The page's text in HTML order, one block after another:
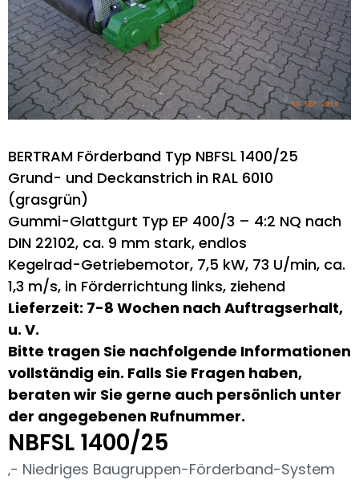
BERTRAM Förderband Typ NBFSL 1400/25
Grund- und Deckanstrich in RAL 6010
(grasgrün)
Gummi-Glattgurt Typ EP 400/3 – 4:2 NQ nach
DIN 22102, ca. 9 mm stark, endlos
Kegelrad-Getriebemotor, 7,5 kW, 73 U/min, ca.
1,3 m/s, in Förderrichtung links, ziehend
Lieferzeit: 7-8 Wochen nach Auftragserhalt,
u. V.
Bitte tragen Sie nachfolgende Informationen
vollständig ein. Falls Sie Fragen haben,
beraten wir Sie gerne auch persönlich unter
der angegebenen Rufnummer.
NBFSL 1400/25
‚- Niedriges Baugruppen-Förderband-System